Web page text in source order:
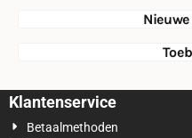
Klantenservice
Betaalmethoden